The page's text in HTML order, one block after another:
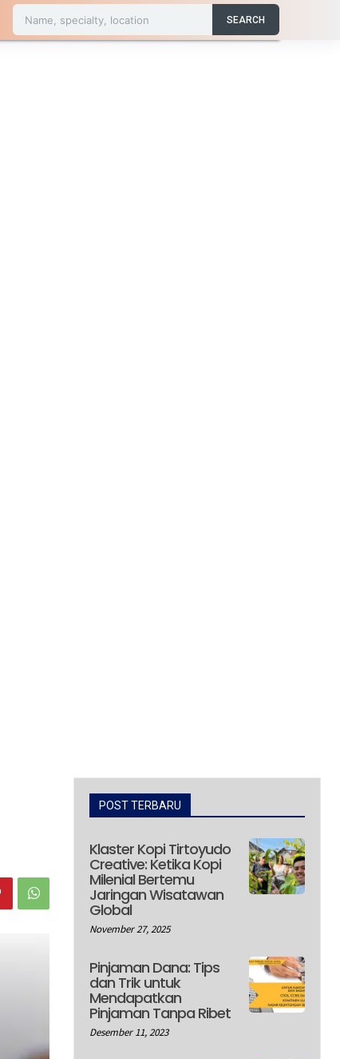
Name, specialty, location SEARCH
POST TERBARU
Klaster Kopi Tirtoyudo
Creative: Ketika Kopi
Milenial Bertemu
Jaringan Wisatawan
Global
November 27, 2025
Pinjaman Dana: Tips
dan Trik untuk
Mendapatkan
Pinjaman Tanpa Ribet
Desember 11, 2023